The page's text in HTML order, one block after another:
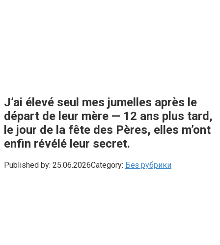
J’ai élevé seul mes jumelles après le
départ de leur mère — 12 ans plus tard,
le jour de la fête des Pères, elles m’ont
enfin révélé leur secret.
Published by: 25.06.2026Category: Без рубрики